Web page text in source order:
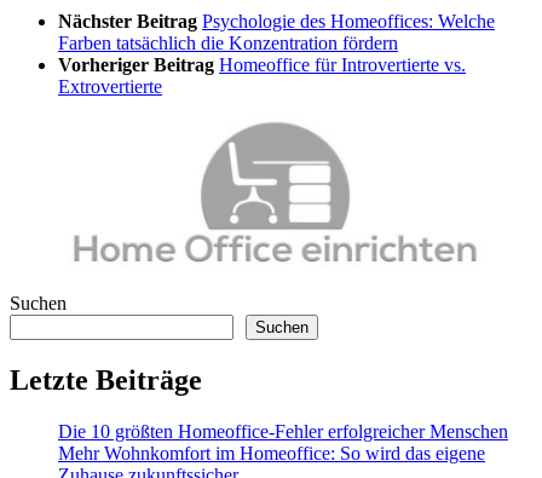
Nächster Beitrag Psychologie des Homeoffices: Welche
Farben tatsächlich die Konzentration fördern
Vorheriger Beitrag Homeoffice für Introvertierte vs.
Extrovertierte
Suchen
Suchen
Letzte Beiträge
Die 10 größten Homeoffice-Fehler erfolgreicher Menschen
Mehr Wohnkomfort im Homeoffice: So wird das eigene